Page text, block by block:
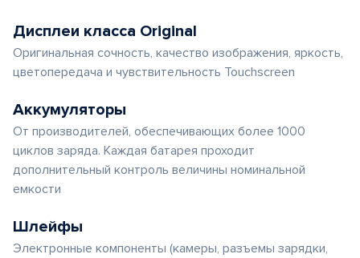
Дисплеи класса Original
Оригинальная сочность, качество изображения, яркость,
цветопередача и чувствительность Touchscreen
Аккумуляторы
От производителей, обеспечивающих более 1000
циклов заряда. Каждая батарея проходит
дополнительный контроль величины номинальной
емкости
Шлейфы
Электронные компоненты (камеры, разъемы зарядки,